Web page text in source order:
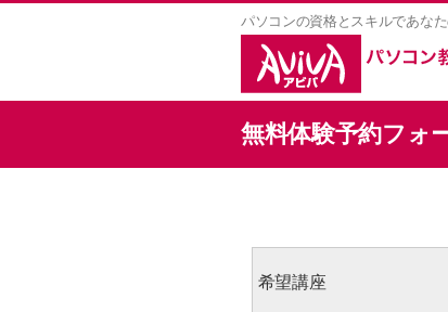
パソコンの資格とスキルであな
無料体験予約フォ
希望講座